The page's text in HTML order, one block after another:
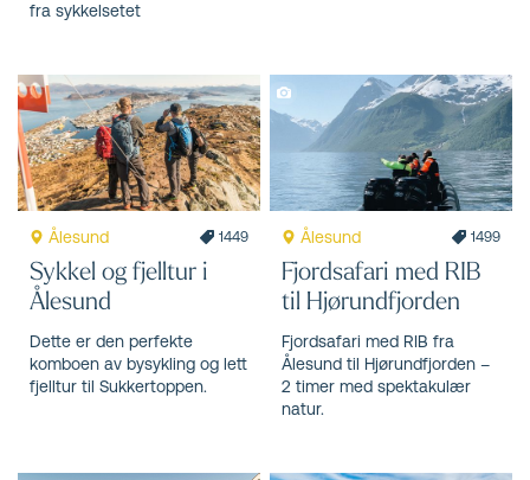
fra sykkelsetet
Ålesund 1449
Sykkel og fjelltur i
Ålesund
Dette er den perfekte
komboen av bysykling og lett
fjelltur til Sukkertoppen.
Ålesund 1499
Fjordsafari med RIB
til Hjørundfjorden
Fjordsafari med RIB fra
Ålesund til Hjørundfjorden –
2 timer med spektakulær
natur.